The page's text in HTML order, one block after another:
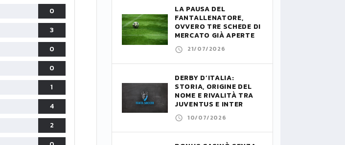
0
3
0
0
1
4
2
LA PAUSA DEL
FANTALLENATORE,
OVVERO TRE SCHEDE DI
MERCATO GIÀ APERTE
21/07/2026
DERBY D’ITALIA:
STORIA, ORIGINE DEL
NOME E RIVALITÀ TRA
JUVENTUS E INTER
10/07/2026